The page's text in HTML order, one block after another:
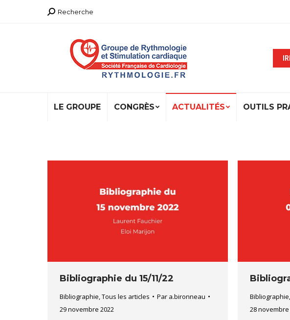
Recherche
Recherche
LE GROUPE CONGRÈS ACTUALITÉS OUTILS
Bibliographie du 15/11/22
Bibliographie,Tous les articles Par a.bironneau
29 novembre 2022
Bibliographie,
28 novembre